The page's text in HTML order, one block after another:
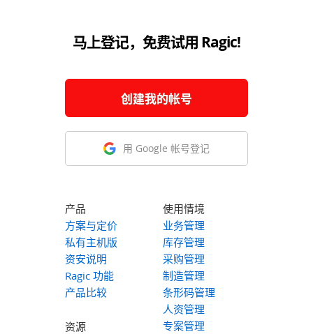
马上登记，免费试用 Ragic!
创建我的帐号
用 Google 帐号登记
产品
方案与定价
私有主机版
资安说明
Ragic 功能
产品比较
资源
使用情境
业务管理
库存管理
采购管理
制造管理
条形码管理
人资管理
专案管理